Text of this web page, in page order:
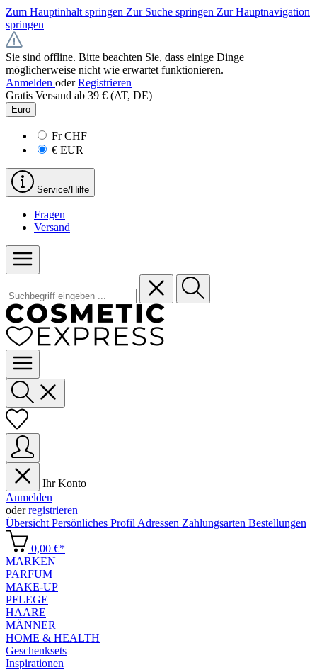
Zum Hauptinhalt springen Zur Suche springen Zur Hauptnavigation
springen
Sie sind offline. Bitte beachten Sie, dass einige Dinge
möglicherweise nicht wie erwartet funktionieren.
Anmelden oder Registrieren
Gratis Versand ab 39 € (AT, DE)
Euro
FrCHF
€ EUR
Service/Hilfe
Fragen
Versand
Ihr Konto
Anmelden
oderregistrieren
Übersicht Persönliches Profil Adressen Zahlungsarten Bestellungen
0,00 €*
MARKEN
PARFUM
MAKE-UP
PFLEGE
HAARE
MÄNNER
HOME & HEALTH
Geschenksets
Inspirationen